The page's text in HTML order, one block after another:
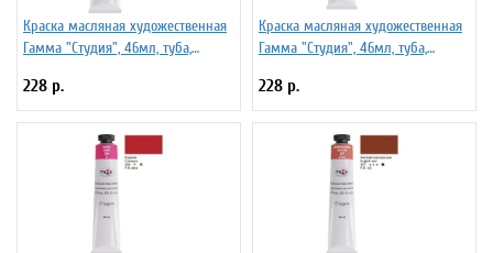
Краска масляная художественная
Гамма "Студия", 46мл, туба,
228 р.
Краска масляная художественная
Гамма "Студия", 46мл, туба,
228 р.